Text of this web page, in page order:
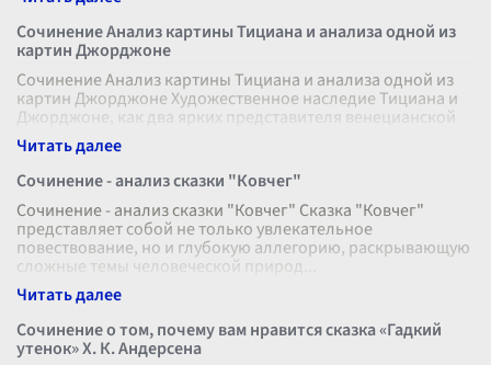
Сочинение Анализ картины Тициана и анализа одной из
картин Джорджоне
Сочинение Анализ картины Тициана и анализа одной из
картин Джорджоне Художественное наследие Тициана и
Джорджоне, как два ярких представителя венецианской
школы живописи, оставляе
Сочинение - анализ сказки "Ковчег"
Сочинение - анализ сказки "Ковчег" Сказка "Ковчег"
представляет собой не только увлекательное
повествование, но и глубокую аллегорию, раскрывающую
сложные темы человеческой природ
Сочинение о том, почему вам нравится сказка «Гадкий
утенок» Х. К. Андерсена